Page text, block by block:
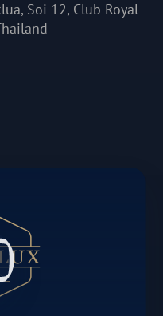
Soi 12, Club Royal